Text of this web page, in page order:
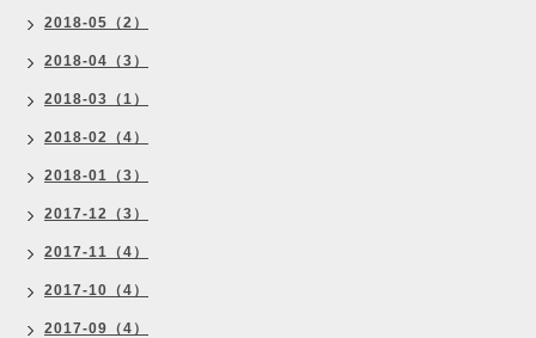
2018-05（2）
2018-04（3）
2018-03（1）
2018-02（4）
2018-01（3）
2017-12（3）
2017-11（4）
2017-10（4）
2017-09（4）